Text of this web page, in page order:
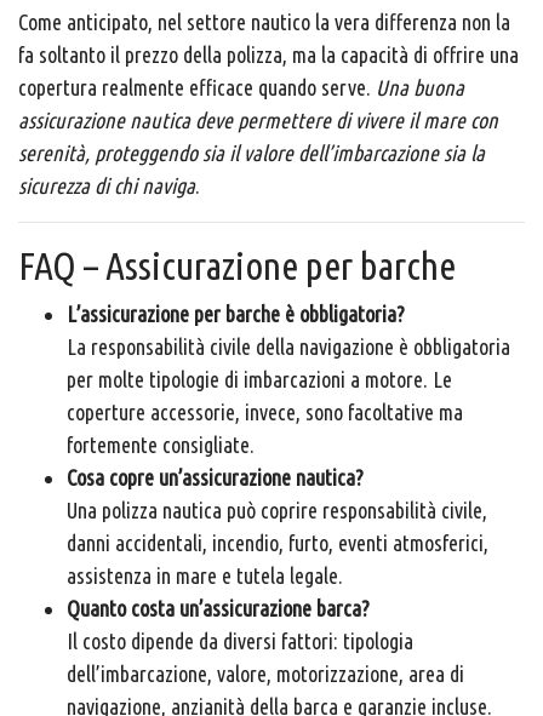
Come anticipato, nel settore nautico la vera differenza non la
fa soltanto il prezzo della polizza, ma la capacità di offrire una
copertura realmente efficace quando serve. Una buona
assicurazione nautica deve permettere di vivere il mare con
serenità, proteggendo sia il valore dell’imbarcazione sia la
sicurezza di chi naviga.
FAQ – Assicurazione per barche
L’assicurazione per barche è obbligatoria?
La responsabilità civile della navigazione è obbligatoria
per molte tipologie di imbarcazioni a motore. Le
coperture accessorie, invece, sono facoltative ma
fortemente consigliate.
Cosa copre un’assicurazione nautica?
Una polizza nautica può coprire responsabilità civile,
danni accidentali, incendio, furto, eventi atmosferici,
assistenza in mare e tutela legale.
Quanto costa un’assicurazione barca?
Il costo dipende da diversi fattori: tipologia
dell’imbarcazione, valore, motorizzazione, area di
navigazione, anzianità della barca e garanzie incluse.